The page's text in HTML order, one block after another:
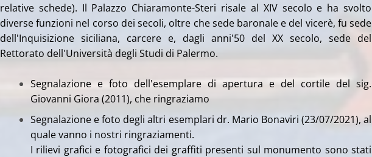
relative schede). Il Palazzo Chiaramonte-Steri risale al XIV secolo e ha svolto
diverse funzioni nel corso dei secoli, oltre che sede baronale e del vicerè, fu sede
dell'Inquisizione siciliana, carcere e, dagli anni'50 del XX secolo, sede del
Rettorato dell'Università degli Studi di Palermo.
Segnalazione e foto dell'esemplare di apertura e del cortile del sig.
Giovanni Giora (2011), che ringraziamo
Segnalazione e foto degli altri esemplari dr. Mario Bonaviri (23/07/2021), al
quale vanno i nostri ringraziamenti.
I rilievi grafici e fotografici dei graffiti presenti sul monumento sono stati